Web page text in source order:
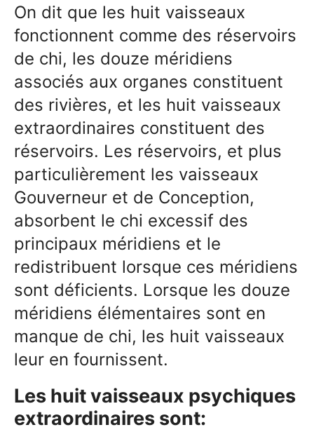
On dit que les huit vaisseaux
fonctionnent comme des réservoirs
de chi, les douze méridiens
associés aux organes constituent
des rivières, et les huit vaisseaux
extraordinaires constituent des
réservoirs. Les réservoirs, et plus
particulièrement les vaisseaux
Gouverneur et de Conception,
absorbent le chi excessif des
principaux méridiens et le
redistribuent lorsque ces méridiens
sont déficients. Lorsque les douze
méridiens élémentaires sont en
manque de chi, les huit vaisseaux
leur en fournissent.
Les huit vaisseaux psychiques
extraordinaires sont: